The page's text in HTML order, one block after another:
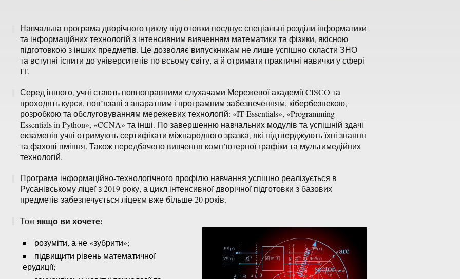
Навчальна програма дворічного циклу підготовки поєднує спеціальні розділи інформатики
та інформаційних технологій з інтенсивним вивченням математики та фізики, якісною
підготовкою з інших предметів. Це дозволяє випускникам не лише успішно скласти ЗНО
та вступні іспити до університетів по всьому світу, а й отримати практичні навички у сфері
IT.
Серед іншого, учні стають повноправними слухачами Мережевої академії CISCO та
проходять курси, пов’язані з апаратним і програмним забезпеченням, кібербезпекою,
розробкою та обслуговуванням мережевих технологій: «IT Essentials», «Programming
Essentials in Python», «CCNA» та інші. По завершенню навчальних модулів та успішній здачі
екзаменів учні отримують сертифікати міжнародного зразка, які підтверджують їхні знання
та фахові вміння. Також передбачено вивчення комп’ютерної графіки та мультимедійних
технологій.
Програма інформаційно-технологічного профілю навчання успішно реалізується в
Русанівському ліцеї з 2019 року, а цикл інтенсивної дворічної підготовки з базових
предметів забезпечується ліцеєм вже більше 20 років.
Тожякщо ви хочете:
розуміти, а не «зубрити»;
підвищити рівень математичної
ерудиції;